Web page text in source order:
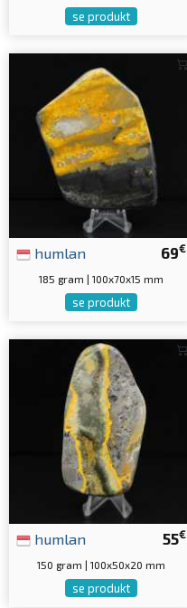
se produkt
69€
humlan
185 gram | 100x70x15 mm
se produkt
55€
humlan
150 gram | 100x50x20 mm
se produkt